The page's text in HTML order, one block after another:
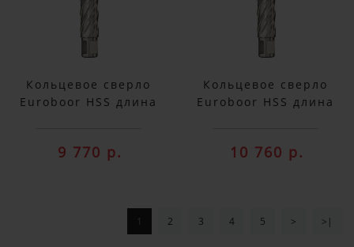
Кольцевое сверло
Euroboor HSS длина
9 770 р.
Кольцевое сверло
Euroboor HSS длина
10 760 р.
1 2 3 4 5 > >|